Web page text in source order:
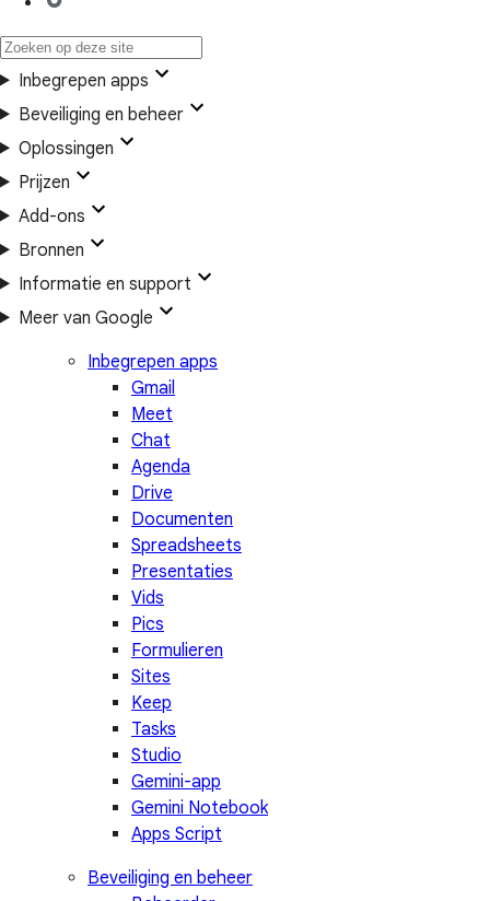
Inbegrepen apps
Beveiliging en beheer
Oplossingen
Prijzen
Add-ons
Bronnen
Informatie en support
Meer van Google
Inbegrepen apps
Gmail
Meet
Chat
Agenda
Drive
Documenten
Spreadsheets
Presentaties
Vids
Pics
Formulieren
Sites
Keep
Tasks
Studio
Gemini-app
Gemini Notebook
Apps Script
Beveiliging en beheer